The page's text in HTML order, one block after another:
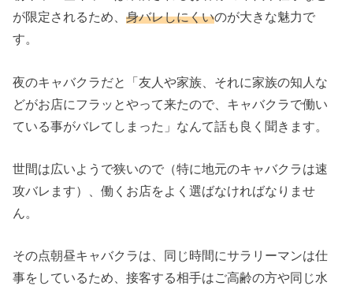
が限定されるため、身バレしにくいのが大きな魅力で
す。
夜のキャバクラだと「友人や家族、それに家族の知人な
どがお店にフラッとやって来たので、キャバクラで働い
ている事がバレてしまった」なんて話も良く聞きます。
世間は広いようで狭いので（特に地元のキャバクラは速
攻バレます）、働くお店をよく選ばなければなりませ
ん。
その点朝昼キャバクラは、同じ時間にサラリーマンは仕
事をしているため、接客する相手はご高齢の方や同じ水